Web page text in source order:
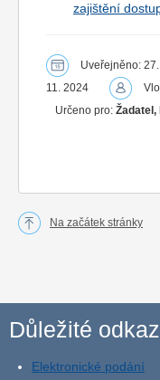
zajištění
Uveřejněno:
11. 2024
Určeno pro: Žadatel,
Na začátek stránky
Důležité
Elektronické podání